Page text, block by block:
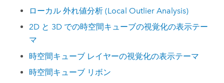
ローカル 外れ値分析 (Local Outlier Analysis)
2D と 3D での時空間キューブの視覚化の表示テー
マ
時空間キューブ レイヤーの視覚化の表示テーマ
時空間キューブ リボン